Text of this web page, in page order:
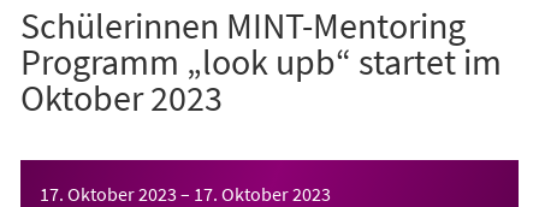
Schülerinnen MINT-Mentoring
Programm „look upb“ startet im
Oktober 2023
17. Oktober 2023 – 17. Oktober 2023